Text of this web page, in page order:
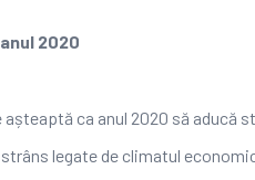
2020
ca anul 2020 să aducă
legate de climatul